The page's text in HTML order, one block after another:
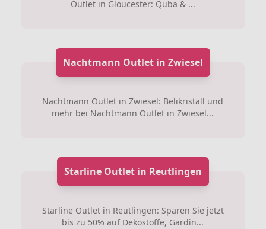
Outlet in Gloucester: Quba & ...
Nachtmann Outlet in Zwiesel
Nachtmann Outlet in Zwiesel: Belikristall und
mehr bei Nachtmann Outlet in Zwiesel...
Starline Outlet in Reutlingen
Starline Outlet in Reutlingen: Sparen Sie jetzt
bis zu 50% auf Dekostoffe, Gardin...